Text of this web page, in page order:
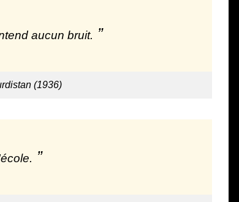
aucun bruit.
(1936)